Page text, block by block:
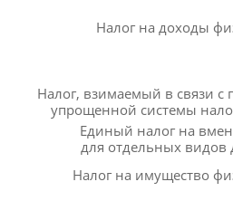
Налог на доходы
Налог, взимаемый в связи
упрощенной системы
Единый налог на
для отдельных видов
Налог на имущество